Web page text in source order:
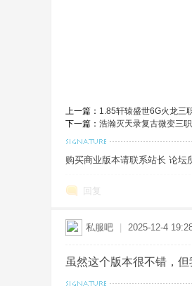
上一篇： 1.85轩辕盛世6G火龙三
下一篇： 浩瀚灭天录复古微变三
购买商业版本请联系站长 论坛
回复
私服吧 2025-12-4
虽然这个版本很不错，